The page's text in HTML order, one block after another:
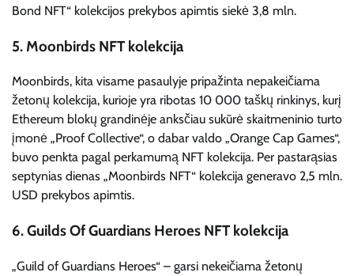
Bond NFT“ kolekcijos prekybos apimtis siekė 3,8 mln.
5. Moonbirds NFT kolekcija
Moonbirds, kita visame pasaulyje pripažinta nepakeičiama
žetonų kolekcija, kurioje yra ribotas 10 000 taškų rinkinys, kurį
Ethereum blokų grandinėje anksčiau sukūrė skaitmeninio turto
įmonė „Proof Collective“, o dabar valdo „Orange Cap Games“,
buvo penkta pagal perkamumą NFT kolekcija. Per pastarąsias
septynias dienas „Moonbirds NFT“ kolekcija generavo 2,5 mln.
USD prekybos apimtis.
6. Guilds Of Guardians Heroes NFT kolekcija
„Guild of Guardians Heroes“ – garsi nekeičiama žetonų